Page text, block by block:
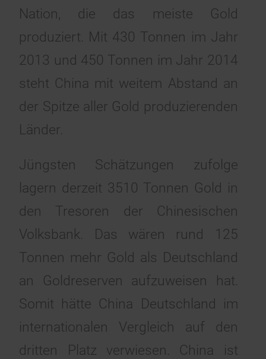
Nation, die das meiste Gold
produziert. Mit 430 Tonnen im Jahr
2013 und 450 Tonnen im Jahr 2014
steht China mit weitem Abstand an
der Spitze aller Gold produzierenden
Länder.
Jüngsten Schätzungen zufolge
lagern derzeit 3510 Tonnen Gold in
den Tresoren der Chinesischen
Volksbank. Das wären rund 125
Tonnen mehr Gold als Deutschland
an Goldreserven aufzuweisen hat.
Somit hätte China Deutschland im
internationalen Vergleich auf den
dritten Platz verwiesen. China ist